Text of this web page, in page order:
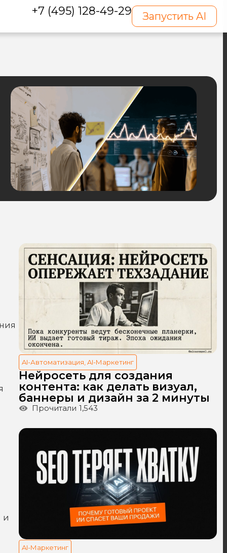
+7 (495) 128-49-29 Запустить AI
и
AI-Автоматизация,AI-Маркетинг
Нейросеть для создания
контента: как делать визуал,
баннеры и дизайн за 2 минуты
Прочитали 1,543
AI-Маркетинг